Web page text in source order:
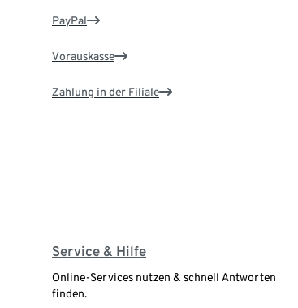
PayPal
Vorauskasse
Zahlung in der Filiale
Service & Hilfe
Online-Services nutzen & schnell Antworten
finden.